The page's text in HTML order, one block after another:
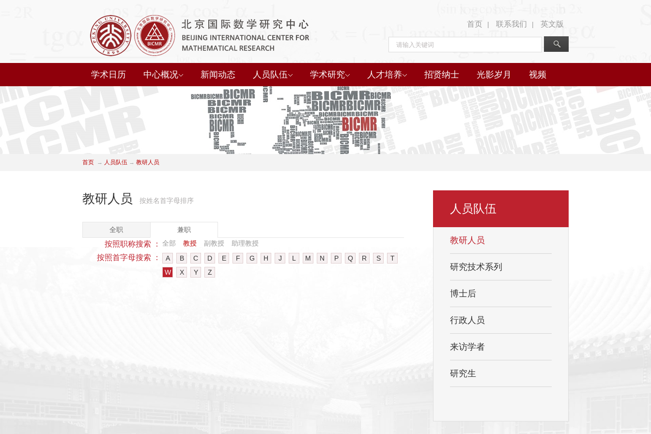
首页 | 联系我们 | 英文版
学术日历 中心概况 新闻动态 人员队伍 学术研究 人才培养 招贤纳士 光影岁月 视频
首页 → 人员队伍 → 教研人员
教研人员 按姓名首字母排序
全职 兼职
按照职称搜索 ： 全部 教授 副教授 助理教授
按照首字母搜索 ： A B C D E F G H J L M N P Q R S
T
W
X Y Z
人员队伍
教研人员
研究技术系列
博士后
行政人员
来访学者
研究生